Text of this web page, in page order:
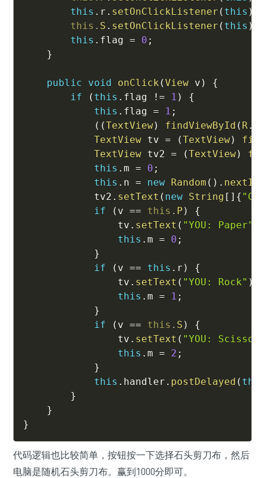
this . r . setOnClickListener ( this )
this . S . setOnClickListener ( this )
this . flag = 0 ;
}
public void onClick (View v )
{
if
( this . flag != 1 )
{
this . flag = 1 ;
( (TextView) findViewById ( R.
TextView tv = (TextView)
TextView tv2 = (TextView)
this . m = 0 ;
this . n = new Random ( ) . nextInt
            tv2
. setText ( new String [ ] {
if
( v == this . P )
{
                tv
. setText ( "YOU: Paper"
this . m = 0 ;
}
if
( v == this . r )
{
                tv
. setText ( "YOU: Rock" )
this . m = 1 ;
}
if
( v == this . S )
{
                tv
. setText ( "YOU:
this . m = 2 ;
}
this . handler . postDelayed ( this
}
}
}
代码逻辑也比较简单，按钮按一下选择石头剪刀布，然后
电脑是随机石头剪刀布。赢到1000分即可。